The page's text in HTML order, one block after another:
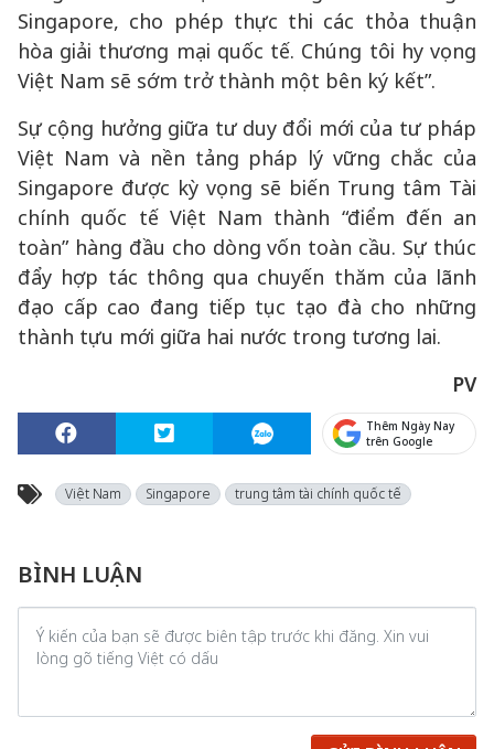
Singapore, cho phép thực thi các thỏa thuận
hòa giải thương mại quốc tế. Chúng tôi hy vọng
Việt Nam sẽ sớm trở thành một bên ký kết”.
Sự cộng hưởng giữa tư duy đổi mới của tư pháp
Việt Nam và nền tảng pháp lý vững chắc của
Singapore được kỳ vọng sẽ biến Trung tâm Tài
chính quốc tế Việt Nam thành “điểm đến an
toàn” hàng đầu cho dòng vốn toàn cầu. Sự thúc
đẩy hợp tác thông qua chuyến thăm của lãnh
đạo cấp cao đang tiếp tục tạo đà cho những
thành tựu mới giữa hai nước trong tương lai.
PV
Thêm Ngày Nay
trên Google
Việt Nam Singapore trung tâm tài chính quốc tế
BÌNH LUẬN